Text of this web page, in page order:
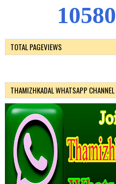
10580
TOTAL PAGEVIEWS
THAMIZHKADAL WHATSAPP CHANNEL